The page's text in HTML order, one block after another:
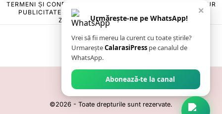
TERMENI ȘI CONDIȚII
POLITICA DE ANULARE & RETUR
PUBLICITATE ONLINE & TIPĂRITĂ
CONTACT
ZIARUL ANUNȚUL CĂLĂRĂȘEAN
©2026 - Toate drepturile sunt rezervate.
×
Urmărește-ne pe WhatsApp!
Vrei să fii mereu la curent cu toate știrile?
UrmareșteCalarasiPress pe canalul de
WhatsApp.
Abonează-te la canal